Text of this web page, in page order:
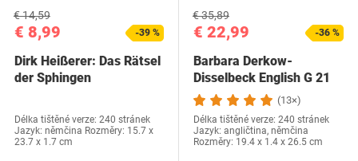
€ 8,99
€ 14,59
-39 %
Dirk Heißerer: Das Rätsel
der Sphingen
Délka tištěné verze: 240 stránek
Jazyk: němčina Rozměry: 15.7 x
23.7 x 1.7 cm
€ 22,99
€ 35,89
-36 %
Barbara Derkow-
Disselbeck English G 21
(13×)
Délka tištěné verze: 240 stránek
Jazyk: angličtina, němčina
Rozměry: 19.4 x 1.4 x 26.5 cm